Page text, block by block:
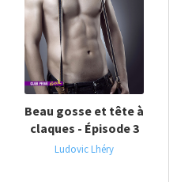
Beau gosse et tête à
claques - Épisode 3
Ludovic Lhéry